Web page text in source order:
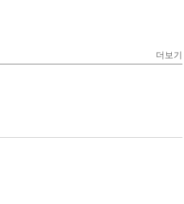
더보기